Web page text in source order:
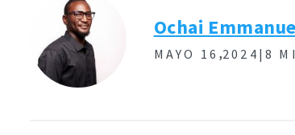
Ochai
MAYO 16 ,2024| 8